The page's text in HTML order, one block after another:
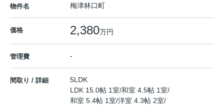
物件名 梅津林口町
価格 2,380万円
管理費 -
間取り / 詳細
5LDK
LDK 15.0帖 1室/和室 4.5帖 1室/
和室 5.4帖 1室/洋室 4.3帖 2室/